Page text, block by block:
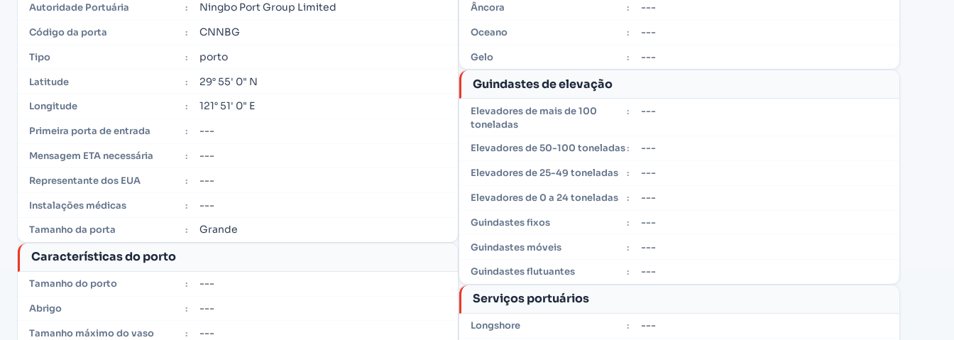
Autoridade Portuária : Ningbo Port Group Limited
Código da porta : CNNBG
Tipo : porto
Latitude : 29° 55' 0" N
Longitude : 121° 51' 0" E
Primeira porta de entrada : ---
Mensagem ETA necessária : ---
Representante dos EUA : ---
Instalações médicas : ---
Tamanho da porta : Grande
Características do porto
Tamanho do porto : ---
Abrigo : ---
Tamanho máximo do vaso : ---
Âncora : ---
Oceano : ---
Gelo : ---
Guindastes de elevação
Elevadores de mais de 100
toneladas
: ---
Elevadores de 50-100 toneladas: ---
Elevadores de 25-49 toneladas : ---
Elevadores de 0 a 24 toneladas : ---
Guindastes fixos : ---
Guindastes móveis : ---
Guindastes flutuantes : ---
Serviços portuários
Longshore : ---